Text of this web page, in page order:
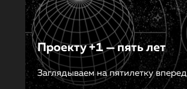
Проекту +1 — пять лет
Заглядываем на пятилетку вперед